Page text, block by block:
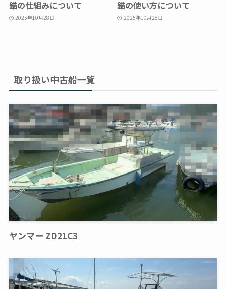
錨の仕組みについて
2025年10月28日
錨の使い方について
2025年10月28日
取り扱い中古船一覧
ヤンマー ZD21C3